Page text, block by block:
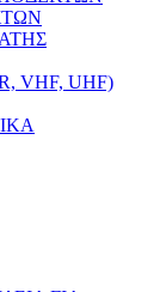
VHF, UHF)